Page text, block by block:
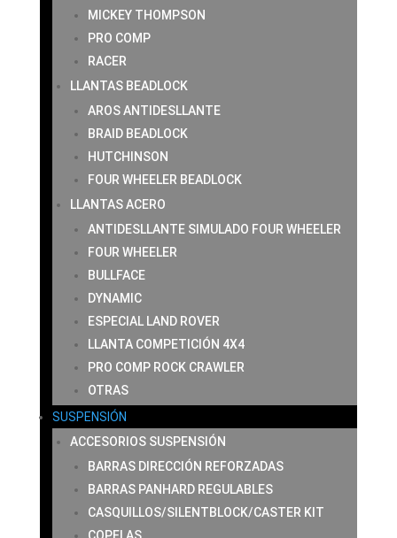
MICKEY THOMPSON
PRO COMP
RACER
LLANTAS BEADLOCK
AROS ANTIDESLLANTE
BRAID BEADLOCK
HUTCHINSON
FOUR WHEELER BEADLOCK
LLANTAS ACERO
ANTIDESLLANTE SIMULADO FOUR WHEELER
FOUR WHEELER
BULLFACE
DYNAMIC
ESPECIAL LAND ROVER
LLANTA COMPETICIÓN 4X4
PRO COMP ROCK CRAWLER
OTRAS
SUSPENSIÓN
ACCESORIOS SUSPENSIÓN
BARRAS DIRECCIÓN REFORZADAS
BARRAS PANHARD REGULABLES
CASQUILLOS/SILENTBLOCK/CASTER KIT